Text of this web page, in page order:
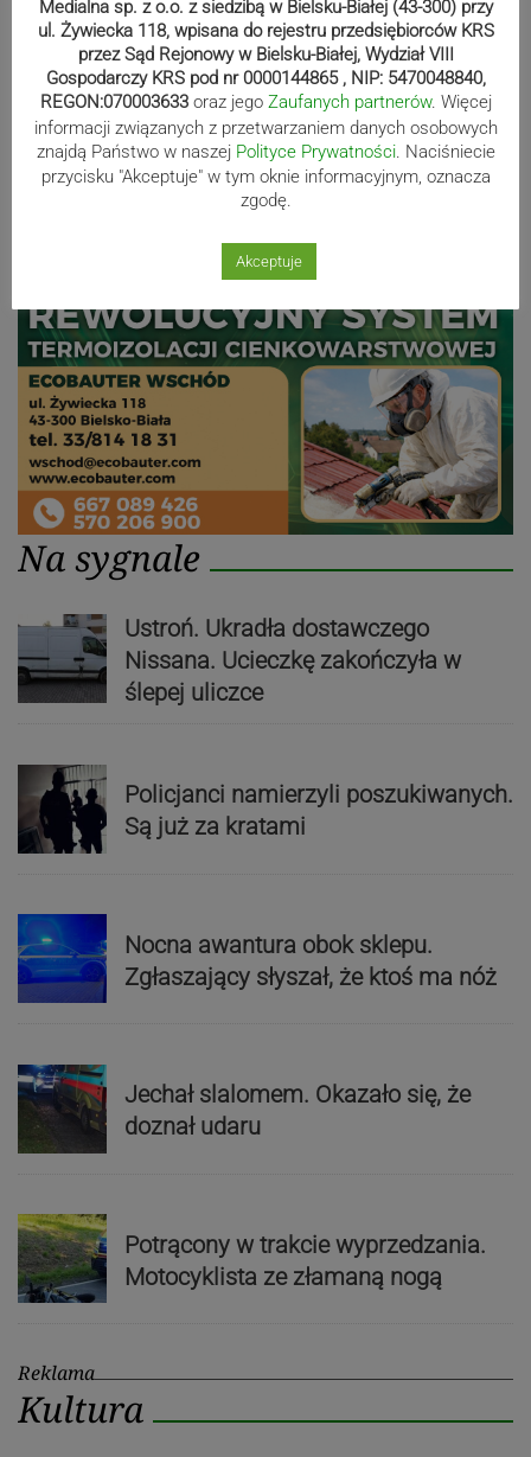
Nakamura z dubletem w Wiśle.
Dyskwalifikacja Waszka zmieniła
klasyfikację Polaków
Na sygnale
Ustroń. Ukradła dostawczego
Nissana. Ucieczkę zakończyła w
ślepej uliczce
Policjanci namierzyli poszukiwanych.
Są już za kratami
Nocna awantura obok sklepu.
Zgłaszający słyszał, że ktoś ma nóż
Jechał slalomem. Okazało się, że
doznał udaru
Potrącony w trakcie wyprzedzania.
Motocyklista ze złamaną nogą
Reklama
Kultura
Medialna sp. z o.o. z siedzibą w Bielsku-Białej (43-300) przy
ul. Żywiecka 118, wpisana do rejestru przedsiębiorców KRS
przez Sąd Rejonowy w Bielsku-Białej, Wydział VIII
Gospodarczy KRS pod nr 0000144865 , NIP: 5470048840,
REGON:070003633 oraz jego Zaufanych partnerów. Więcej
informacji związanych z przetwarzaniem danych osobowych
znajdą Państwo w naszej Polityce Prywatności. Naciśniecie
przycisku "Akceptuje" w tym oknie informacyjnym, oznacza
zgodę.
Akceptuje